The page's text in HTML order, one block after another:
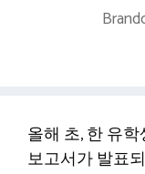
올해 초, 한 유
보고서가 발표